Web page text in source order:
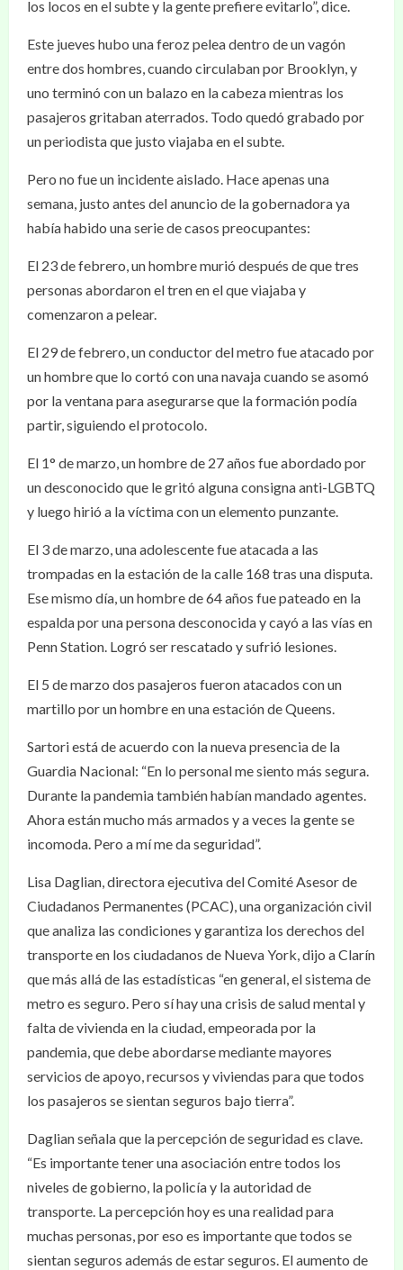
los locos en el subte y la gente prefiere evitarlo”, dice.
Este jueves hubo una feroz pelea dentro de un vagón
entre dos hombres, cuando circulaban por Brooklyn, y
uno terminó con un balazo en la cabeza mientras los
pasajeros gritaban aterrados. Todo quedó grabado por
un periodista que justo viajaba en el subte.
Pero no fue un incidente aislado. Hace apenas una
semana, justo antes del anuncio de la gobernadora ya
había habido una serie de casos preocupantes:
El 23 de febrero, un hombre murió después de que tres
personas abordaron el tren en el que viajaba y
comenzaron a pelear.
El 29 de febrero, un conductor del metro fue atacado por
un hombre que lo cortó con una navaja cuando se asomó
por la ventana para asegurarse que la formación podía
partir, siguiendo el protocolo.
El 1° de marzo, un hombre de 27 años fue abordado por
un desconocido que le gritó alguna consigna anti-LGBTQ
y luego hirió a la víctima con un elemento punzante.
El 3 de marzo, una adolescente fue atacada a las
trompadas en la estación de la calle 168 tras una disputa.
Ese mismo día, un hombre de 64 años fue pateado en la
espalda por una persona desconocida y cayó a las vías en
Penn Station. Logró ser rescatado y sufrió lesiones.
El 5 de marzo dos pasajeros fueron atacados con un
martillo por un hombre en una estación de Queens.
Sartori está de acuerdo con la nueva presencia de la
Guardia Nacional: “En lo personal me siento más segura.
Durante la pandemia también habían mandado agentes.
Ahora están mucho más armados y a veces la gente se
incomoda. Pero a mí me da seguridad”.
Lisa Daglian, directora ejecutiva del Comité Asesor de
Ciudadanos Permanentes (PCAC), una organización civil
que analiza las condiciones y garantiza los derechos del
transporte en los ciudadanos de Nueva York, dijo a Clarín
que más allá de las estadísticas “en general, el sistema de
metro es seguro. Pero sí hay una crisis de salud mental y
falta de vivienda en la ciudad, empeorada por la
pandemia, que debe abordarse mediante mayores
servicios de apoyo, recursos y viviendas para que todos
los pasajeros se sientan seguros bajo tierra”.
Daglian señala que la percepción de seguridad es clave.
“Es importante tener una asociación entre todos los
niveles de gobierno, la policía y la autoridad de
transporte. La percepción hoy es una realidad para
muchas personas, por eso es importante que todos se
sientan seguros además de estar seguros. El aumento de